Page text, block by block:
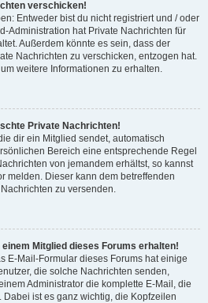
verschicken!
Entweder bist du nicht registriert und / oder
Administration hat Private Nachrichten für
Außerdem könnte es sein, dass der
Nachrichten zu verschicken, entzogen hat.
weitere Informationen zu erhalten.
Private Nachrichten!
dir ein Mitglied sendet, automatisch
Bereich eine entsprechende Regel
von jemandem erhältst, so kannst
melden. Dieser kann dem betreffenden
zu versenden.
einem Mitglied dieses Forums erhalten!
E-Mail-Formular dieses Forums hat einige
die solche Nachrichten senden,
Administrator die komplette E-Mail, die
ist es ganz wichtig, die Kopfzeilen